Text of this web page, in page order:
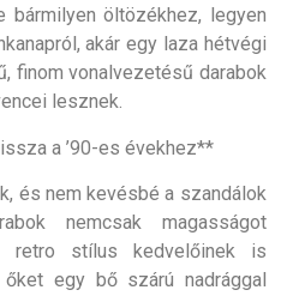
öltözékhez, legyen
akár egy laza hétvégi
finom vonalvezetésű darabok
lesznek.
a ’90-es évekhez**
és nem kevésbé a szandálok
nemcsak magasságot
retro stílus kedvelőinek is
egy bő szárú nadrággal